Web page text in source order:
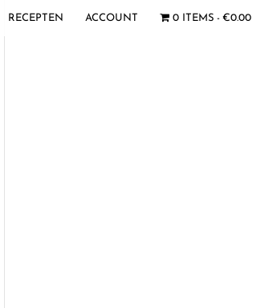
RECEPTEN ACCOUNT 0 ITEMS €0.00